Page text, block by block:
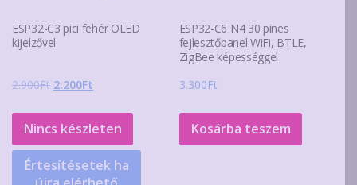
ESP32-C3 pici fehér OLED
kijelzővel
2.900Ft Original
was:
2.900Ft.
2.200Ft
is:
2.200Ft.
Nincs készleten
Értesítésetek ha
ESP32-C6 N4 30 pines
fejlesztőpanel WiFi, BTLE,
ZigBee képességgel
3.300Ft
Kosárba teszem